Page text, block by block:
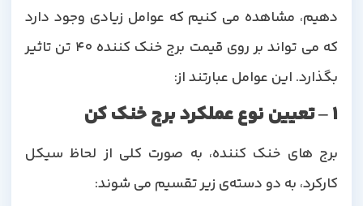
دهیم، مشاهده می کنیم که عوامل زیادی وجود دارد
که می تواند بر روی قیمت برج خنک کننده 40 تن تاثیر
بگذارد. این عوامل عبارتند از:
برج های خنک کننده، به صورت کلی از لحاظ سیکل
کارکرد، به دو دسته‌ی زیر تقسیم می شوند: